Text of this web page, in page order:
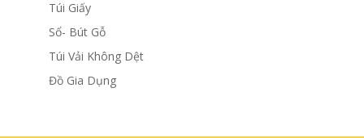
Túi Giấy
Sổ- Bút Gỗ
Túi Vải Không Dệt
Đồ Gia Dụng